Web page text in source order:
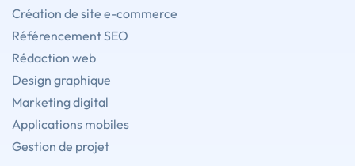
Création de site e-commerce
Référencement SEO
Rédaction web
Design graphique
Marketing digital
Applications mobiles
Gestion de projet